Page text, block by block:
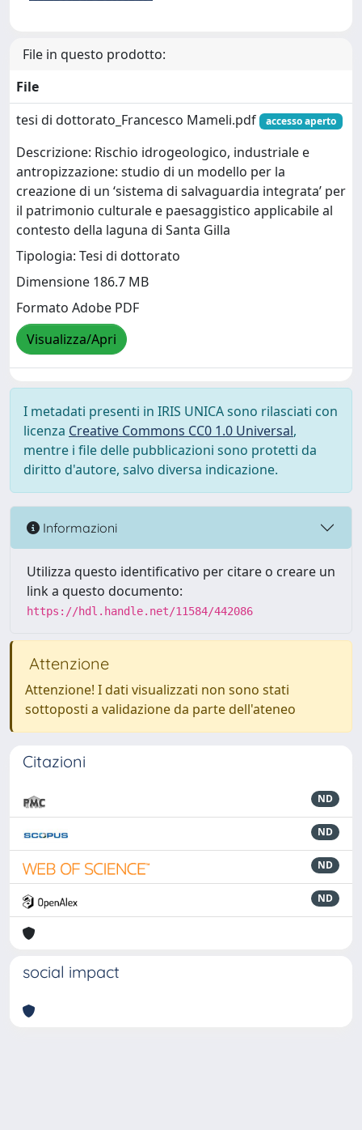
File in questo prodotto:
File
tesi di dottorato_Francesco Mameli.pdf
accesso aperto
Descrizione: Rischio idrogeologico, industriale e
antropizzazione: studio di un modello per la
creazione di un ‘sistema di salvaguardia integrata’ per
il patrimonio culturale e paesaggistico applicabile al
contesto della laguna di Santa Gilla
Tipologia: Tesi di dottorato
Dimensione 186.7 MB
Formato Adobe PDF
Visualizza/Apri
I metadati presenti in IRIS UNICA sono rilasciati con
licenza Creative Commons CC0 1.0 Universal,
mentre i file delle pubblicazioni sono protetti da
diritto d'autore, salvo diversa indicazione.
Informazioni
Utilizza questo identificativo per citare o creare un
link a questo documento:
https://hdl.handle.net/11584/442086
Attenzione
Attenzione! I dati visualizzati non sono stati
sottoposti a validazione da parte dell'ateneo
Citazioni
ND
ND
ND
ND
social impact